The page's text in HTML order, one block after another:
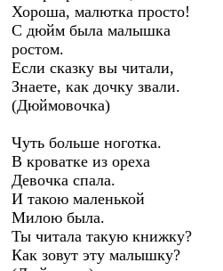
Хороша, малютка просто!
С дюйм была малышка
ростом.
Если сказку вы читали,
Знаете, как дочку звали.
(Дюймовочка)
Чуть больше ноготка.
В кроватке из ореха
Девочка спала.
И такою маленькой
Милою была.
Ты читала такую книжку?
Как зовут эту малышку?